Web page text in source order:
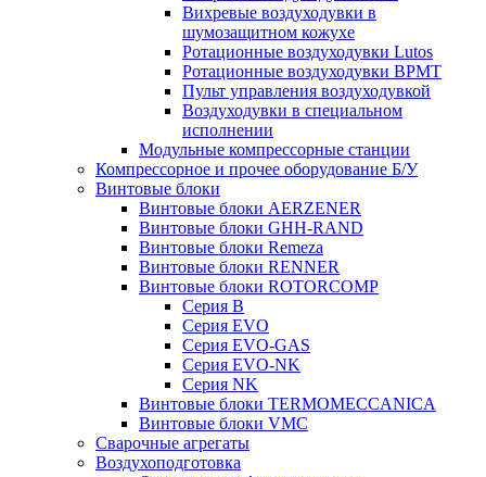
Вихревые воздуходувки в
шумозащитном кожухе
Ротационные воздуходувки Lutos
Ротационные воздуходувки ВРМТ
Пульт управления воздуходувкой
Воздуходувки в специальном
исполнении
Модульные компрессорные станции
Компрессорное и прочее оборудование Б/У
Винтовые блоки
Винтовые блоки AERZENER
Винтовые блоки GHH-RAND
Винтовые блоки Remeza
Винтовые блоки RENNER
Винтовые блоки ROTORCOMP
Серия B
Серия EVO
Серия EVO-GAS
Серия EVO-NK
Серия NK
Винтовые блоки TERMOMECCANICA
Винтовые блоки VMC
Сварочные агрегаты
Воздухоподготовка